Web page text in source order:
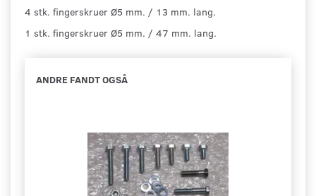
4 stk. fingerskruer Ø5 mm. / 13 mm. lang.
1 stk. fingerskruer Ø5 mm. / 47 mm. lang.
ANDRE FANDT OGSÅ